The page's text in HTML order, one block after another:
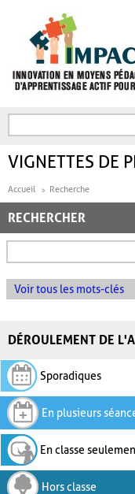
FORMULAIRE DE
VIGNETTES DE
Accueil Recherche
RECHERCHER
Voir tous les mots-clés
DÉROULEMENT DE
Sporadiques
En plusieurs
En classe
Hors classe